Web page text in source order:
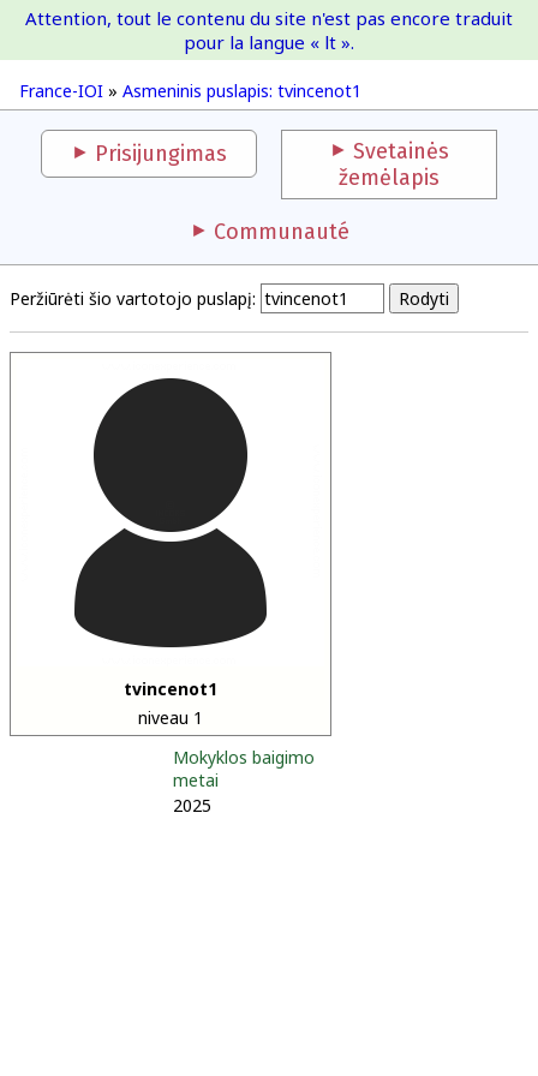
France-IOI
France-IOI » Asmeninis puslapis: tvincenot1
Attention, tout le contenu du site n'est pas encore traduit
pour la langue « lt ».
Prisijungimas
Svetainės
žemėlapis
Communauté
Peržiūrėti šio vartotojo puslapį:
tvincenot1
niveau 1
Mokyklos baigimo
metai
2025